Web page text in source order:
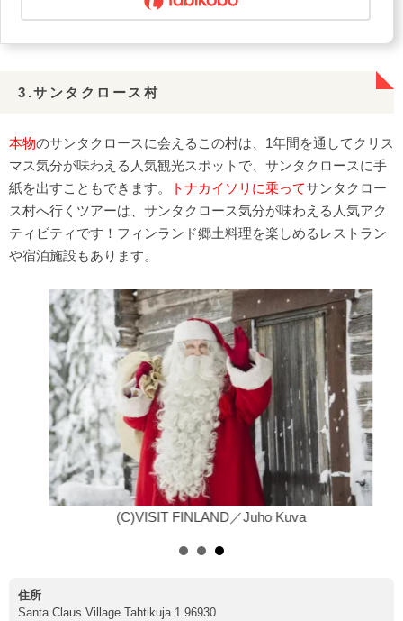
3.サンタクロース村
本物のサンタクロースに会えるこの村は、1年間を通してクリス
マス気分が味わえる人気観光スポットで、サンタクロースに手
紙を出すこともできます。
トナカイソリに乗ってサンタクロー
ス村へ行くツアーは、サンタクロース気分が味わえる人気アク
ティビティです！フィンランド郷土料理を楽しめるレストラン
や宿泊施設もあります。
(C)VISIT FINLAND／Juho Kuva
住所
Santa Claus Village Tahtikuja 1 96930